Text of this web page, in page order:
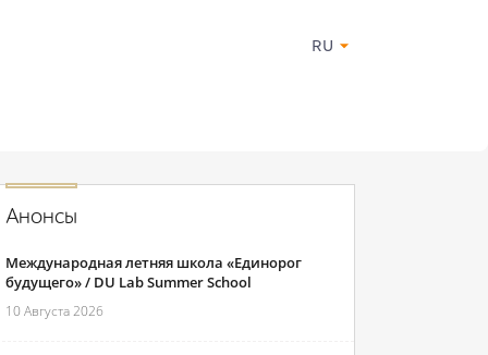
RU
Анонсы
Международная летняя школа «Единорог
будущего» / DU Lab Summer School
10 Августа 2026